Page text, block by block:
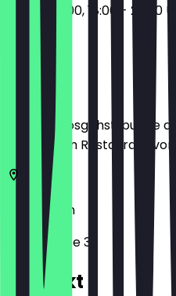
09:00 - 15:00, 18:00 - 23:00
Bevor du losgehst, buche
zeige ihn im Restaurant vor.
Berlin
Goltzstraße 32
Kontakt